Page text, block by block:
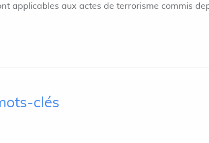
applicables aux actes de terrorisme commis
clés